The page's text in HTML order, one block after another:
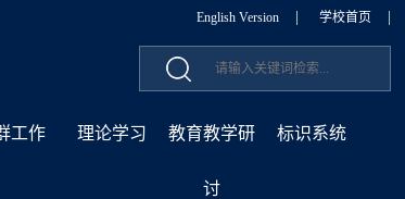
English Version 学校首页
工作 理论学习 教育教学研
讨
标识系统